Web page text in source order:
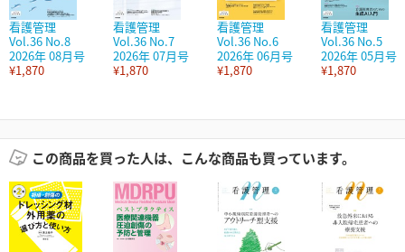
看護管理
Vol.36 No.8
2026年 08月号
¥1,870
看護管理
Vol.36 No.7
2026年 07月号
¥1,870
看護管理
Vol.36 No.6
2026年 06月号
¥1,870
看護管理
Vol.36 No.5
2026年 05月号
¥1,870
この商品を買った人は、こんな商品も買っています。